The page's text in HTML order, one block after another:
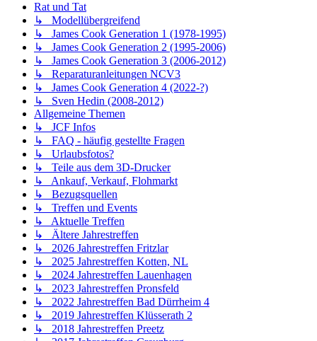
Rat und Tat
↳ Modellübergreifend
↳ James Cook Generation 1 (1978-1995)
↳ James Cook Generation 2 (1995-2006)
↳ James Cook Generation 3 (2006-2012)
↳ Reparaturanleitungen NCV3
↳ James Cook Generation 4 (2022-?)
↳ Sven Hedin (2008-2012)
Allgemeine Themen
↳ JCF Infos
↳ FAQ - häufig gestellte Fragen
↳ Urlaubsfotos?
↳ Teile aus dem 3D-Drucker
↳ Ankauf, Verkauf, Flohmarkt
↳ Bezugsquellen
↳ Treffen und Events
↳ Aktuelle Treffen
↳ Ältere Jahrestreffen
↳ 2026 Jahrestreffen Fritzlar
↳ 2025 Jahrestreffen Kotten, NL
↳ 2024 Jahrestreffen Lauenhagen
↳ 2023 Jahrestreffen Pronsfeld
↳ 2022 Jahrestreffen Bad Dürrheim 4
↳ 2019 Jahrestreffen Klüsserath 2
↳ 2018 Jahrestreffen Preetz